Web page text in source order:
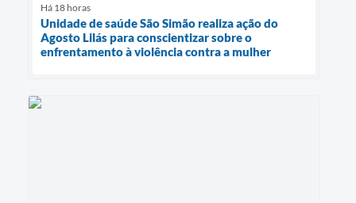
Há 18 horas
Unidade de saúde São Simão realiza ação do
Agosto Lilás para conscientizar sobre o
enfrentamento à violência contra a mulher